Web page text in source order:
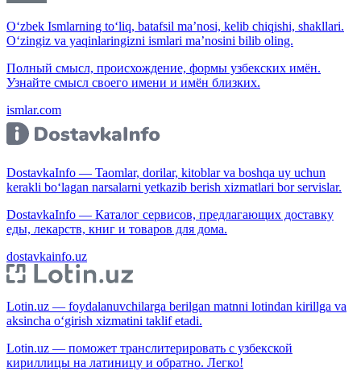
O‘zbek Ismlarning to‘liq, batafsil ma’nosi, kelib chiqishi, shakllari.
O‘zingiz va yaqinlaringizni ismlari ma’nosini bilib oling.
Полный смысл, происхождение, формы узбекских имён.
Узнайте смысл своего имени и имён близких.
ismlar.com
DostavkaInfo — Taomlar, dorilar, kitoblar va boshqa uy uchun
kerakli bo‘lagan narsalarni yetkazib berish xizmatlari bor servislar.
DostavkaInfo — Каталог сервисов, предлагающих доставку
еды, лекарств, книг и товаров для дома.
dostavkainfo.uz
Lotin.uz — foydalanuvchilarga berilgan matnni lotindan kirillga va
aksincha o‘girish xizmatini taklif etadi.
Lotin.uz — поможет транслитерировать с узбекской
кириллицы на латиницу и обратно. Легко!